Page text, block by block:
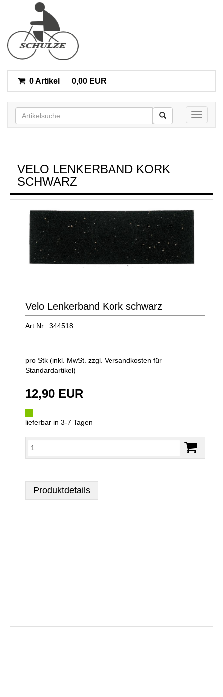
0 Artikel 0,00 EUR
Toggle
VELO LENKERBAND KORK
SCHWARZ
Velo Lenkerband Kork schwarz
Art.Nr. 344518
pro Stk (inkl. MwSt. zzgl. Versandkosten für
Standardartikel)
12,90 EUR
lieferbar in 3-7 Tagen
Produktdetails